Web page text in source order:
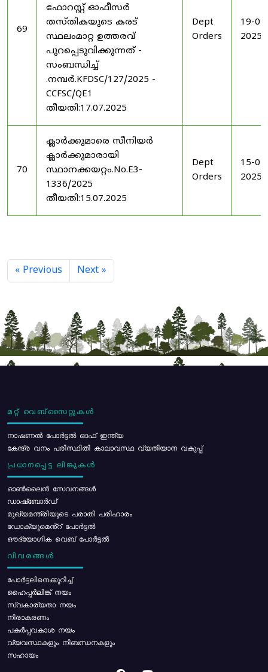
69
ഫോറസ്റ്റ് ഓഫീസർ
തസ്തികയുടെ കരട്
സ്ഥലംമാറ്റ ഉത്തരവ്
പുറപ്പെടുവിക്കുന്നത് -
സംബന്ധിച്ച്
.നമ്പർ.KFDSC/127/2025 -
CCFSC/QE1
തീയതി:17.07.2025
Dept
Orders
19-
2025
70
ക്ലാർക്കുമാരെ സീനിയർ
ക്ലാർക്കുമാരായി
സ്ഥാനക്കയറ്റം.No.E3-
1336/2025
തീയതി:15.07.2025
Dept
Orders
15-
2025
« Previous Next »
മറ്റ് വെബ്സൈറ്റുകൾ
നാഷണൽ പോർട്ടൽ ഓഫ് ഇന്ത്യ
കേന്ദ്ര വനം പരിസ്ഥിതി കാലാവസ്ഥ വ്യതിയാന വകുപ്പ്
പ്രധാനപ്പെട്ട ലിങ്കുകൾ
ഓൺലൈൻ സേവനങ്ങൾ
ഡാഷ്ബോർഡ്
മുഖ്യമന്ത്രിയുടെ പരാതി പരിഹാരം
ഡോക്യുമെൻ്റ് പോർട്ടൽ
ഔദ്യോഗിക വെബ് പോർട്ടൽ
വിവരങ്ങൾ
പോര്‍ട്ടലിനെക്കുറിച്ച്
ഹൈപ്പർലിങ്ക് നയം
സ്വകാര്യതാ നയം
നിരാകരണം
പകർപ്പവകാശ നയം
വ്യവസ്ഥകളും നിബന്ധനകളും
സഹായം